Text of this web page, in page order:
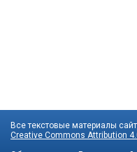
Все текстовые материалы
Creative Commons Attribution